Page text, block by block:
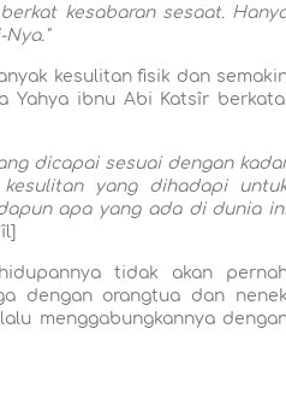
kesabaran sesaat.
kesulitan fisik dan
Yahya ibnu Abi Katsîr
dicapai sesuai dengan
kesulitan yang dihadapi
apa yang ada di dunia
tidak akan
dengan orangtua dan nenek
menggabungkannya